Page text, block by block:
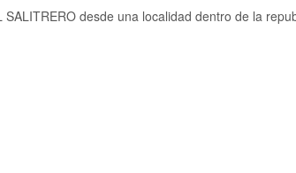
desde una localidad dentro de la